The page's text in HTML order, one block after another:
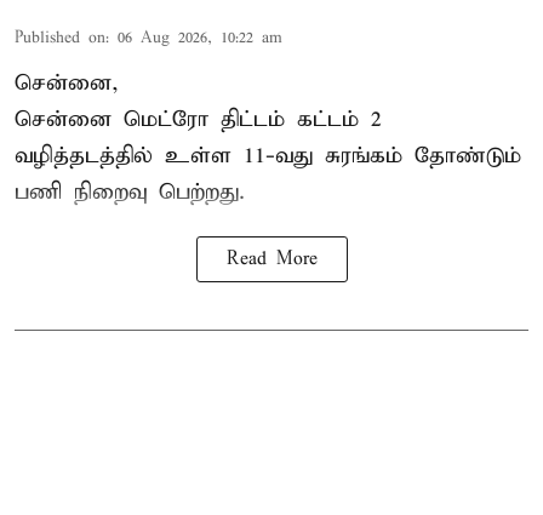
Published on: 06 Aug 2026, 10:22 am
சென்னை,
சென்னை மெட்ரோ திட்டம் கட்டம் 2
வழித்தடத்தில் உள்ள 11-வது சுரங்கம் தோண்டும்
பணி நிறைவு பெற்றது.
Read More